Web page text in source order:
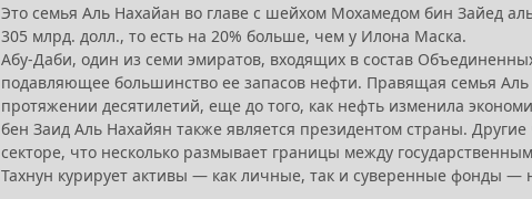
Это семья Аль Нахайан во главе с шейхом Мохамедом бин Зайед
305 млрд. долл., то есть на 20% больше, чем у Илона Маска.
Абу-Даби, один из семи эмиратов, входящих в состав
подавляющее большинство ее запасов нефти. Правящая семья
протяжении десятилетий, еще до того, как нефть изменила
бен Заид Аль Нахайян также является президентом страны.
секторе, что несколько размывает границы между
Тахнун курирует активы — как личные, так и суверенные фонды —